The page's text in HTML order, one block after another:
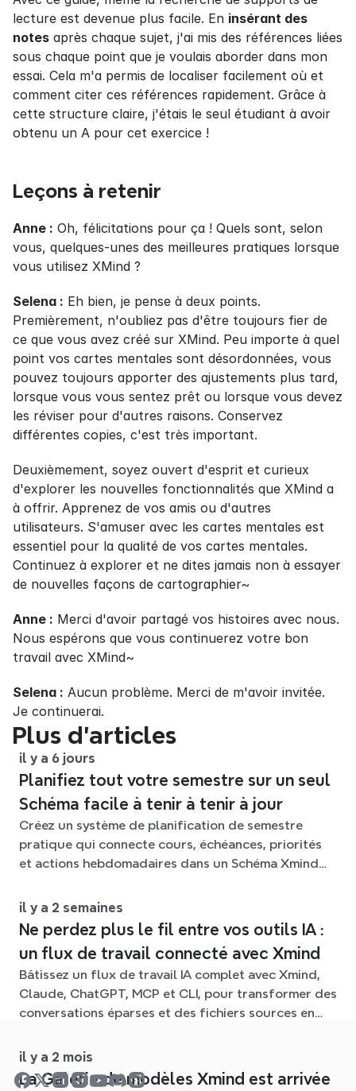
lecture est devenue plus facile. En insérant des
notes après chaque sujet, j'ai mis des références liées
sous chaque point que je voulais aborder dans mon
essai. Cela m'a permis de localiser facilement où et
comment citer ces références rapidement. Grâce à
cette structure claire, j'étais le seul étudiant à avoir
obtenu un A pour cet exercice !
Leçons à retenir
Anne : Oh, félicitations pour ça ! Quels sont, selon
vous, quelques-unes des meilleures pratiques lorsque
vous utilisez XMind ?
Selena : Eh bien, je pense à deux points.
Premièrement, n'oubliez pas d'être toujours fier de
ce que vous avez créé sur XMind. Peu importe à quel
point vos cartes mentales sont désordonnées, vous
pouvez toujours apporter des ajustements plus tard,
lorsque vous vous sentez prêt ou lorsque vous devez
les réviser pour d'autres raisons. Conservez
différentes copies, c'est très important.
Deuxièmement, soyez ouvert d'esprit et curieux
d'explorer les nouvelles fonctionnalités que XMind a
à offrir. Apprenez de vos amis ou d'autres
utilisateurs. S'amuser avec les cartes mentales est
essentiel pour la qualité de vos cartes mentales.
Continuez à explorer et ne dites jamais non à essayer
de nouvelles façons de cartographier~
Anne : Merci d'avoir partagé vos histoires avec nous.
Nous espérons que vous continuerez votre bon
travail avec XMind~
Selena : Aucun problème. Merci de m'avoir invitée.
Je continuerai.
Plus d’articles
il y a 6 jours
Planifiez tout votre semestre sur un seul
Schéma facile à tenir à tenir à jour
Créez un système de planification de semestre
pratique qui connecte cours, échéances, priorités
et actions hebdomadaires dans un Schéma Xmind
il y a 2 semaines
Ne perdez plus le fil entre vos outils IA :
un flux de travail connecté avec Xmind
Bâtissez un flux de travail IA complet avec Xmind,
Claude, ChatGPT, MCP et CLI, pour transformer des
conversations éparses et des fichiers sources en
il y a 2 mois
La Galerie de modèles Xmind est arrivée